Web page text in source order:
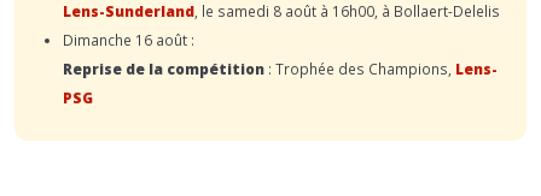
Lens-Sunderland , le samedi 8 août à 16h00, à Bollaert-Delelis
Dimanche 16 août :
Reprise de la compétition : Trophée des Champions, Lens-
PSG